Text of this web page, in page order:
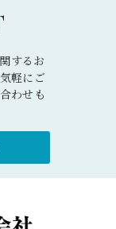
するお
軽にご
わせも